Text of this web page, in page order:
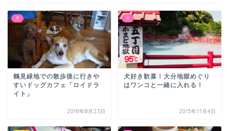
犬
鶴見緑地での散歩後に行きや
すいドッグカフェ「ロイドラ
イト」
2018年8月23日
犬
犬好き歓喜！大分地獄めぐり
はワンコと一緒に入れる！
2015年11月4日